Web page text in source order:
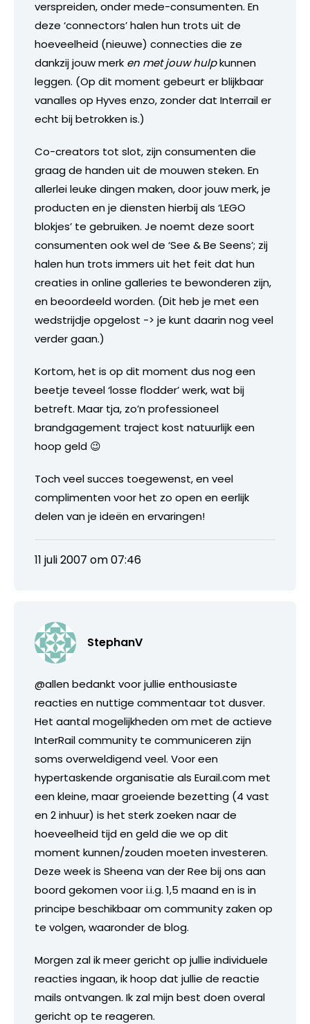
verspreiden, onder mede-consumenten. En
deze ‘connectors’ halen hun trots uit de
hoeveelheid (nieuwe) connecties die ze
dankzij jouw merk en met jouw hulpkunnen
leggen. (Op dit moment gebeurt er blijkbaar
vanalles op Hyves enzo, zonder dat Interrail er
echt bij betrokken is.)
Co-creators tot slot, zijn consumenten die
graag de handen uit de mouwen steken. En
allerlei leuke dingen maken, door jouw merk, je
producten en je diensten hierbij als ‘LEGO
blokjes’ te gebruiken. Je noemt deze soort
consumenten ook wel de ‘See & Be Seens’; zij
halen hun trots immers uit het feit dat hun
creaties in online galleries te bewonderen zijn,
en beoordeeld worden. (Dit heb je met een
wedstrijdje opgelost -> je kunt daarin nog veel
verder gaan.)
Kortom, het is op dit moment dus nog een
beetje teveel ‘losse flodder’ werk, wat bij
betreft. Maar tja, zo’n professioneel
brandgagement traject kost natuurlijk een
hoop geld 😉
Toch veel succes toegewenst, en veel
complimenten voor het zo open en eerlijk
delen van je ideën en ervaringen!
11 juli 2007 om 07:46
StephanV
@allen bedankt voor jullie enthousiaste
reacties en nuttige commentaar tot dusver.
Het aantal mogelijkheden om met de actieve
InterRail community te communiceren zijn
soms overweldigend veel. Voor een
hypertaskende organisatie als Eurail.com met
een kleine, maar groeiende bezetting (4 vast
en 2 inhuur) is het sterk zoeken naar de
hoeveelheid tijd en geld die we op dit
moment kunnen/zouden moeten investeren.
Deze week is Sheena van der Ree bij ons aan
boord gekomen voor i.i.g. 1,5 maand en is in
principe beschikbaar om community zaken op
te volgen, waaronder de blog.
Morgen zal ik meer gericht op jullie individuele
reacties ingaan, ik hoop dat jullie de reactie
mails ontvangen. Ik zal mijn best doen overal
gericht op te reageren.